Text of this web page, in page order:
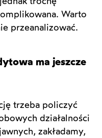
Warto
przeanalizować.
ma jeszcze
trzeba policzyć
działalności
zakładamy,